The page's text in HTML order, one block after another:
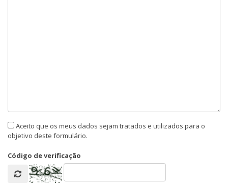
Aceito que os meus dados sejam tratados e utilizados para o
objetivo deste formulário.
Código de verificação